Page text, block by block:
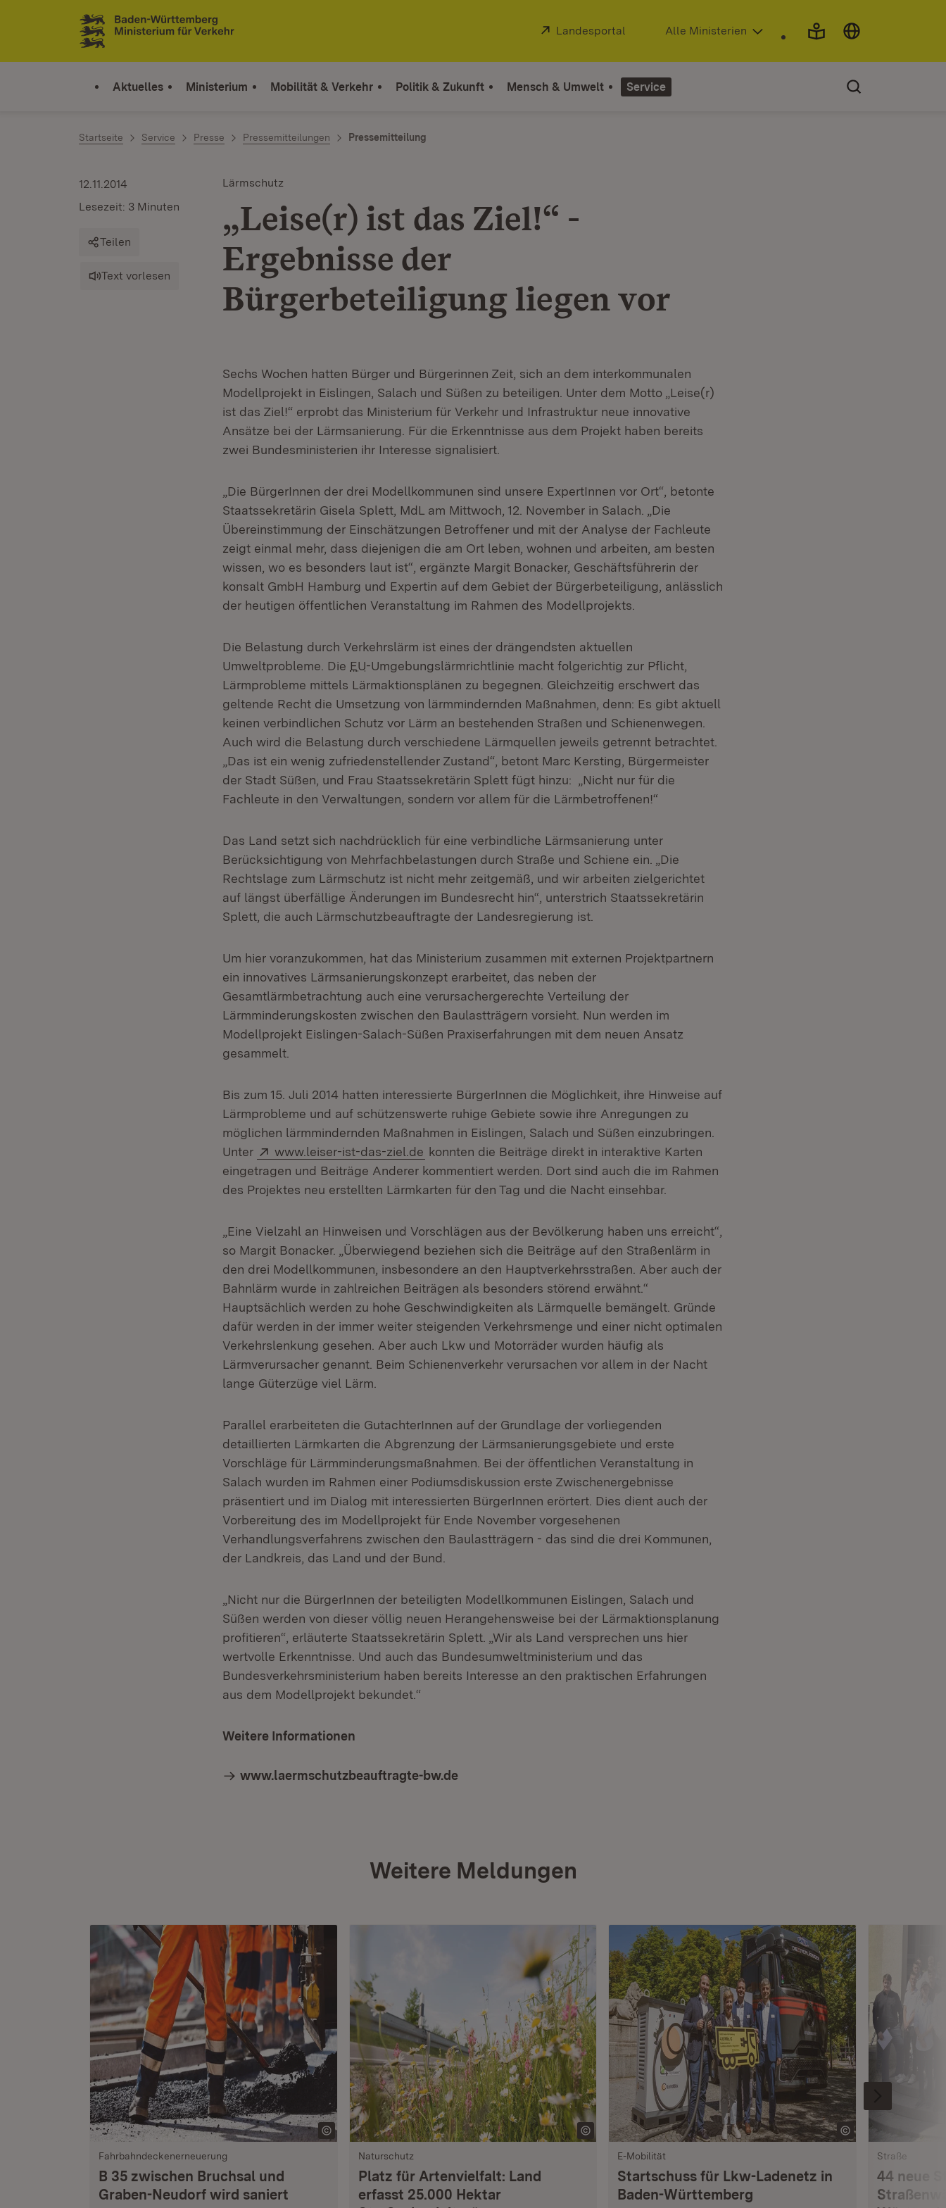
Zum Inhalt springen
Link zur Startseite
Extern:
Landesportal (Öffnet in neuem Fenster)
Alle Ministerien
Aktuelles Ministerium Mobilität & Verkehr Politik & Zukunft Mensch & Umwelt Service
Startseite Service Presse Pressemitteilungen Pressemitteilung
Lärmschutz
„Leise(r) ist das Ziel!“ -
Ergebnisse der
Bürgerbeteiligung liegen vor
12.11.2014
Lesezeit: 3 Minuten
Teilen
Text vorlesen
Sechs Wochen hatten Bürger und Bürgerinnen Zeit, sich an dem interkommunalen
Modellprojekt in Eislingen, Salach und Süßen zu beteiligen. Unter dem Motto „Leise(r)
ist das Ziel!“ erprobt das Ministerium für Verkehr und Infrastruktur neue innovative
Ansätze bei der Lärmsanierung. Für die Erkenntnisse aus dem Projekt haben bereits
zwei Bundesministerien ihr Interesse signalisiert.
„Die BürgerInnen der drei Modellkommunen sind unsere ExpertInnen vor Ort“, betonte
Staatssekretärin Gisela Splett, MdL am Mittwoch, 12. November in Salach. „Die
Übereinstimmung der Einschätzungen Betroffener und mit der Analyse der Fachleute
zeigt einmal mehr, dass diejenigen die am Ort leben, wohnen und arbeiten, am besten
wissen, wo es besonders laut ist“, ergänzte Margit Bonacker, Geschäftsführerin der
konsalt GmbH Hamburg und Expertin auf dem Gebiet der Bürgerbeteiligung, anlässlich
der heutigen öffentlichen Veranstaltung im Rahmen des Modellprojekts.
Die Belastung durch Verkehrslärm ist eines der drängendsten aktuellen
Umweltprobleme. Die EU-Umgebungslärmrichtlinie macht folgerichtig zur Pflicht,
Lärmprobleme mittels Lärmaktionsplänen zu begegnen. Gleichzeitig erschwert das
geltende Recht die Umsetzung von lärmmindernden Maßnahmen, denn: Es gibt aktuell
keinen verbindlichen Schutz vor Lärm an bestehenden Straßen und Schienenwegen.
Auch wird die Belastung durch verschiedene Lärmquellen jeweils getrennt betrachtet.
„Das ist ein wenig zufriedenstellender Zustand“, betont Marc Kersting, Bürgermeister
der Stadt Süßen, und Frau Staatssekretärin Splett fügt hinzu: „Nicht nur für die
Fachleute in den Verwaltungen, sondern vor allem für die Lärmbetroffenen!“
Das Land setzt sich nachdrücklich für eine verbindliche Lärmsanierung unter
Berücksichtigung von Mehrfachbelastungen durch Straße und Schiene ein. „Die
Rechtslage zum Lärmschutz ist nicht mehr zeitgemäß, und wir arbeiten zielgerichtet
auf längst überfällige Änderungen im Bundesrecht hin“, unterstrich Staatssekretärin
Splett, die auch Lärmschutzbeauftragte der Landesregierung ist.
Um hier voranzukommen, hat das Ministerium zusammen mit externen Projektpartnern
ein innovatives Lärmsanierungskonzept erarbeitet, das neben der
Gesamtlärmbetrachtung auch eine verursachergerechte Verteilung der
Lärmminderungskosten zwischen den Baulastträgern vorsieht. Nun werden im
Modellprojekt Eislingen-Salach-Süßen Praxiserfahrungen mit dem neuen Ansatz
gesammelt.
Bis zum 15. Juli 2014 hatten interessierte BürgerInnen die Möglichkeit, ihre Hinweise auf
Lärmprobleme und auf schützenswerte ruhige Gebiete sowie ihre Anregungen zu
möglichen lärmmindernden Maßnahmen in Eislingen, Salach und Süßen einzubringen.
Unter
Extern:
www.leiser-ist-das-ziel.de (Öffnet in neuem Fenster)
konnten die Beiträge direkt in interaktive Karten
eingetragen und Beiträge Anderer kommentiert werden. Dort sind auch die im Rahmen
des Projektes neu erstellten Lärmkarten für den Tag und die Nacht einsehbar.
„Eine Vielzahl an Hinweisen und Vorschlägen aus der Bevölkerung haben uns erreicht“,
so Margit Bonacker. „Überwiegend beziehen sich die Beiträge auf den Straßenlärm in
den drei Modellkommunen, insbesondere an den Hauptverkehrsstraßen. Aber auch der
Bahnlärm wurde in zahlreichen Beiträgen als besonders störend erwähnt.“
Hauptsächlich werden zu hohe Geschwindigkeiten als Lärmquelle bemängelt. Gründe
dafür werden in der immer weiter steigenden Verkehrsmenge und einer nicht optimalen
Verkehrslenkung gesehen. Aber auch Lkw und Motorräder wurden häufig als
Lärmverursacher genannt. Beim Schienenverkehr verursachen vor allem in der Nacht
lange Güterzüge viel Lärm.
Parallel erarbeiteten die GutachterInnen auf der Grundlage der vorliegenden
detaillierten Lärmkarten die Abgrenzung der Lärmsanierungsgebiete und erste
Vorschläge für Lärmminderungsmaßnahmen. Bei der öffentlichen Veranstaltung in
Salach wurden im Rahmen einer Podiumsdiskussion erste Zwischenergebnisse
präsentiert und im Dialog mit interessierten BürgerInnen erörtert. Dies dient auch der
Vorbereitung des im Modellprojekt für Ende November vorgesehenen
Verhandlungsverfahrens zwischen den Baulastträgern - das sind die drei Kommunen,
der Landkreis, das Land und der Bund.
„Nicht nur die BürgerInnen der beteiligten Modellkommunen Eislingen, Salach und
Süßen werden von dieser völlig neuen Herangehensweise bei der Lärmaktionsplanung
profitieren“, erläuterte Staatssekretärin Splett. „Wir als Land versprechen uns hier
wertvolle Erkenntnisse. Und auch das Bundesumweltministerium und das
Bundesverkehrsministerium haben bereits Interesse an den praktischen Erfahrungen
aus dem Modellprojekt bekundet.“
Weitere Informationen
www.laermschutzbeauftragte-bw.de
Weitere Meldungen
Fahrbahndeckenerneuerung
B 35 zwischen Bruchsal und
Graben-Neudorf wird saniert
Naturschutz
Platz für Artenvielfalt: Land
erfasst 25.000 Hektar
E-Mobilität
Startschuss für Lkw-Ladenetz in
Baden-Württemberg
Straße
44 neue